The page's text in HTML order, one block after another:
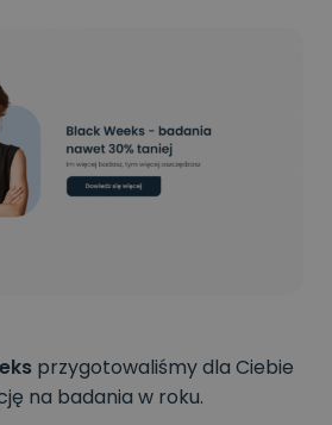
przygotowaliśmy dla Ciebie
na badania w roku.